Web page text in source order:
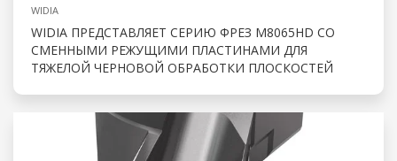
WIDIA
WIDIA ПРЕДСТАВЛЯЕТ СЕРИЮ ФРЕЗ M8065HD СО
СМЕННЫМИ РЕЖУЩИМИ ПЛАСТИНАМИ ДЛЯ
ТЯЖЕЛОЙ ЧЕРНОВОЙ ОБРАБОТКИ ПЛОСКОСТЕЙ